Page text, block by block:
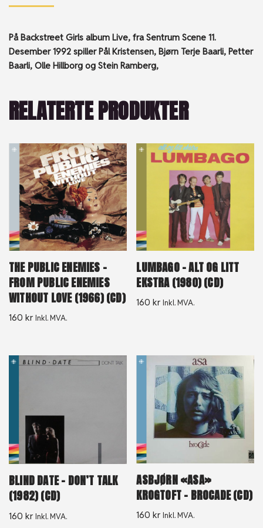
På Backstreet Girls album Live, fra Sentrum Scene 11.
Desember 1992 spiller Pål Kristensen, Bjørn Terje Baarli, Petter
Baarli, Olle Hillborg og Stein Ramberg,
RELATERTE PRODUKTER
THE PUBLIC ENEMIES –
FROM PUBLIC ENEMIES
WITHOUT LOVE (1966) (CD)
160 kr Inkl. MVA.
LUMBAGO – ALT OG LITT
EKSTRA (1980) (CD)
160kr Inkl. MVA.
BLIND DATE – DON’T TALK
(1982) (CD)
160 kr Inkl. MVA.
ASBJØRN «ASA»
KROGTOFT – BROCADE (CD)
160kr Inkl. MVA.